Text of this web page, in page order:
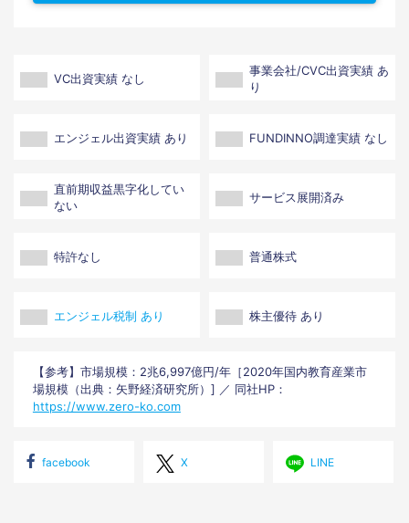
VC出資実績 なし
事業会社/CVC出資実績 あ
り
エンジェル出資実績 あり FUNDINNO調達実績 なし
直前期収益黒字化してい
ない
サービス展開済み
特許なし 普通株式
エンジェル税制 あり 株主優待 あり
【参考】市場規模：2兆6,997億円/年［2020年国内教育産業市
場規模（出典：矢野経済研究所）] ／ 同社HP：
https://www.zero-ko.com
facebook X LINE